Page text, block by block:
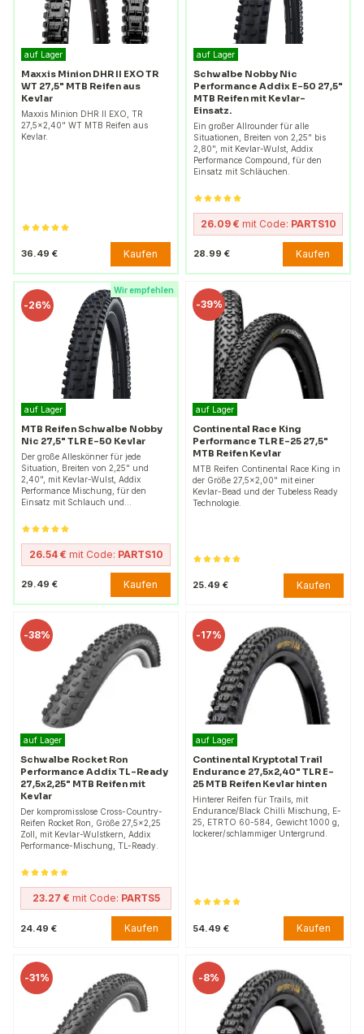
auf Lager
Maxxis Minion DHR II EXO TR
WT 27,5" MTB Reifen aus
Kevlar
Maxxis Minion DHR II EXO, TR
27,5x2,40" WT MTB Reifen aus
Kevlar.
36.49 € Kaufen
auf Lager
Schwalbe Nobby Nic
Performance Addix E-50 27,5"
MTB Reifen mit Kevlar-
Einsatz.
Ein großer Allrounder für alle
Situationen, Breiten von 2,25" bis
2,80", mit Kevlar-Wulst, Addix
Performance Compound, für den
Einsatz mit Schläuchen.
26.09 € mit Code: PARTS10
28.99 € Kaufen
Wir empfehlen
-26%
auf Lager
MTB Reifen Schwalbe Nobby
Nic 27,5" TLR E-50 Kevlar
Der große Alleskönner für jede
Situation, Breiten von 2,25" und
2,40", mit Kevlar-Wulst, Addix
Performance Mischung, für den
Einsatz mit Schlauch und…
26.54 € mit Code: PARTS10
29.49 € Kaufen
-39%
auf Lager
Continental Race King
Performance TLR E-25 27,5"
MTB Reifen Kevlar
MTB Reifen Continental Race King in
der Größe 27,5x2,00" mit einer
Kevlar-Bead und der Tubeless Ready
Technologie.
25.49 € Kaufen
-38%
auf Lager
Schwalbe Rocket Ron
Performance Addix TL-Ready
27,5x2,25" MTB Reifen mit
Kevlar
Der kompromisslose Cross-Country-
Reifen Rocket Ron, Größe 27,5x2,25
Zoll, mit Kevlar-Wulstkern, Addix
Performance-Mischung, TL-Ready.
23.27 € mit Code: PARTS5
24.49 € Kaufen
-17%
auf Lager
Continental Kryptotal Trail
Endurance 27,5x2,40" TLR E-
25 MTB Reifen Kevlar hinten
Hinterer Reifen für Trails, mit
Endurance/Black Chilli Mischung, E-
25, ETRTO 60-584, Gewicht 1000 g,
lockerer/schlammiger Untergrund.
54.49 € Kaufen
-31% -8%